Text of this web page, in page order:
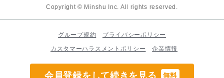
会員登録をして続きを見る 無料
Copyright © Minshu Inc. All rights reserved.
グループ規約
プライバシーポリシー
カスタマーハラスメントポリシー
企業情報